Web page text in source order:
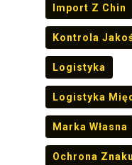
Import Z Chin
Kontrola
Logistyka
Logistyka
Marka Własna
Ochrona